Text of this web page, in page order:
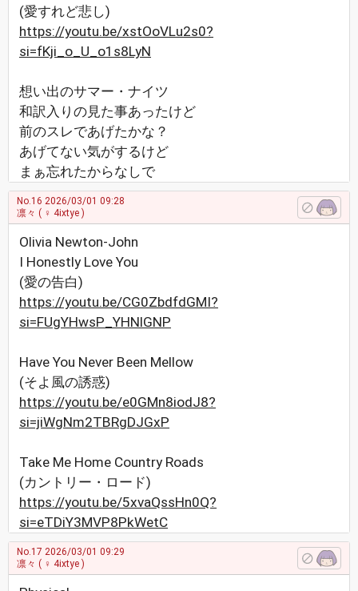
(愛すれど悲し)
https://youtu.be/xstOoVLu2s0?
si=fKji_o_U_o1s8LyN
想い出のサマー・ナイツ
和訳入りの見た事あったけど
前のスレであげたかな？
あげてない気がするけど
まぁ忘れたからなしで
No.16 2026/03/01 09:28
凛々 ( ♀ 4ixtye )
Olivia Newton-John
I Honestly Love You
(愛の告白)
https://youtu.be/CG0ZbdfdGMI?
si=FUgYHwsP_YHNlGNP
Have You Never Been Mellow
(そよ風の誘惑)
https://youtu.be/e0GMn8iodJ8?
si=jiWgNm2TBRgDJGxP
Take Me Home Country Roads
(カントリー・ロード)
https://youtu.be/5xvaQssHn0Q?
si=eTDiY3MVP8PkWetC
No.17 2026/03/01 09:29
凛々 ( ♀ 4ixtye )